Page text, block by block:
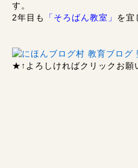
す。
2年目も
「そろばん教室」 を宜
★↑ よろしければクリックお